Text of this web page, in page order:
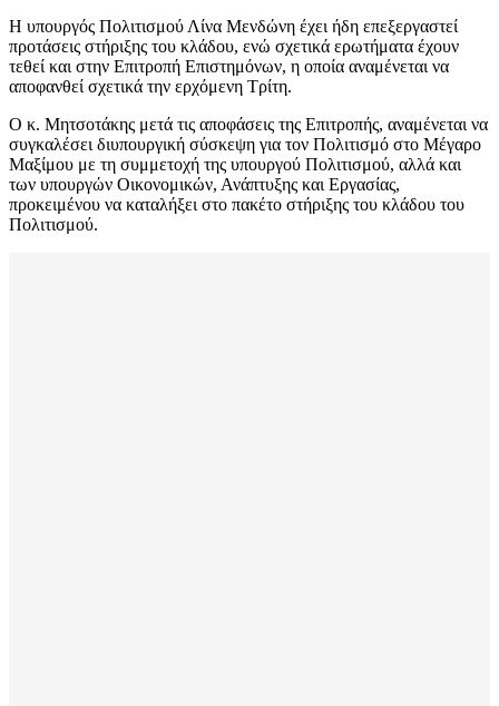
Η υπουργός Πολιτισμού Λίνα Μενδώνη έχει ήδη επεξεργαστεί
προτάσεις στήριξης του κλάδου, ενώ σχετικά ερωτήματα έχουν
τεθεί και στην Επιτροπή Επιστημόνων, η οποία αναμένεται να
αποφανθεί σχετικά την ερχόμενη Τρίτη.
Ο κ. Μητσοτάκης μετά τις αποφάσεις της Επιτροπής, αναμένεται να
συγκαλέσει διυπουργική σύσκεψη για τον Πολιτισμό στο Μέγαρο
Μαξίμου με τη συμμετοχή της υπουργού Πολιτισμού, αλλά και
των υπουργών Οικονομικών, Ανάπτυξης και Εργασίας,
προκειμένου να καταλήξει στο πακέτο στήριξης του κλάδου του
Πολιτισμού.